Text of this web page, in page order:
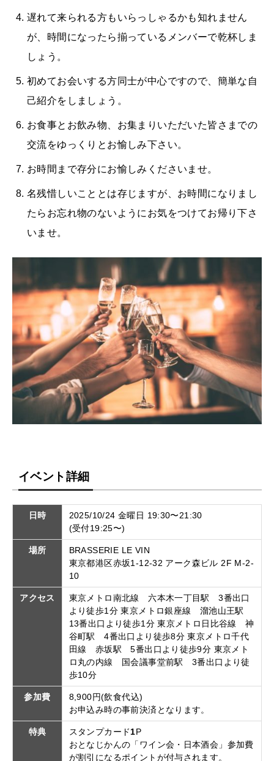
遅れて来られる方もいらっしゃるかも知れません
が、時間になったら揃っているメンバーで乾杯しま
しょう。
初めてお会いする方同士が中心ですので、簡単な自
己紹介をしましょう。
お食事とお飲み物、お集まりいただいた皆さまでの
交流をゆっくりとお愉しみ下さい。
お時間まで存分にお愉しみくださいませ。
名残惜しいこととは存じますが、お時間になりまし
たらお忘れ物のないようにお気をつけてお帰り下さ
いませ。
イベント詳細
日時
2025/10/24 金曜日 19:30〜21:30
(受付19:25〜)
場所
BRASSERIE LE VIN
東京都港区赤坂1-12-32 アーク森ビル 2F M-2-
10
アクセス
東京メトロ南北線 六本木一丁目駅 3番出口
より徒歩1分 東京メトロ銀座線 溜池山王駅
13番出口より徒歩1分 東京メトロ日比谷線 神
谷町駅 4番出口より徒歩8分 東京メトロ千代
田線 赤坂駅 5番出口より徒歩9分 東京メト
ロ丸の内線 国会議事堂前駅 3番出口より徒
歩10分
参加費
8,900円(飲食代込)
お申込み時の事前決済となります。
特典 スタンプカード1P
おとなじかんの「ワイン会・日本酒会」参加費
が割引になるポイントが付与されます。